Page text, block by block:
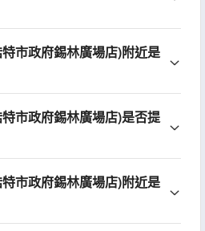
市政府錫林廣場店)附近是
市政府錫林廣場店)是否提
市政府錫林廣場店)附近是